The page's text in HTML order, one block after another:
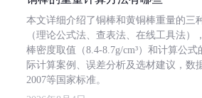
本文详细介绍了铜棒和黄铜棒重量的三
（理论公式法、查表法、在线工具法）
棒密度取值（8.4-8.7g/cm³）和计算公
际计算案例、误差分析及选材建议，数
2007等国家标准。